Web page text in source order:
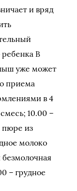
и вряд
В
уже может
приема
в 4
10.00 –
пюре из
молоко
– грудное